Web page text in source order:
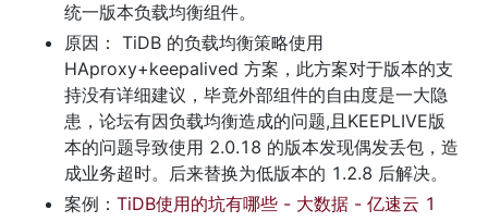
统一版本负载均衡组件。
原因： TiDB 的负载均衡策略使用
HAproxy+keepalived 方案，此方案对于版本的支
持没有详细建议，毕竟外部组件的自由度是一大隐
患，论坛有因负载均衡造成的问题,且KEEPLIVE版
本的问题导致使用 2.0.18 的版本发现偶发丢包，造
成业务超时。后来替换为低版本的 1.2.8 后解决。
案例： TiDB使用的坑有哪些 - 大数据 - 亿速云 1